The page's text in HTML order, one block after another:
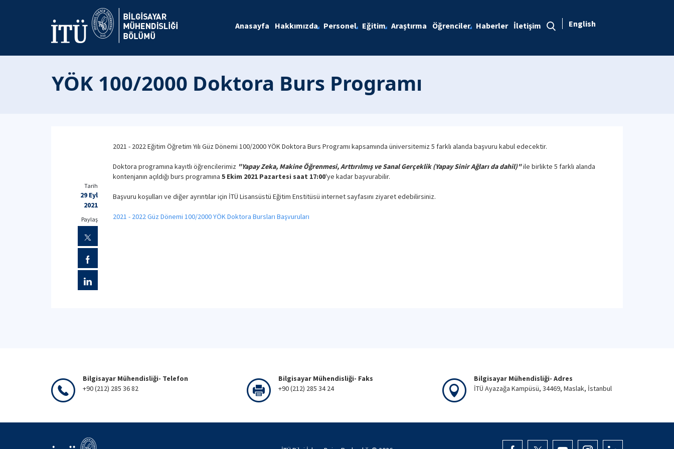
Anasayfa Hakkımızda Personel Eğitim Araştırma Öğrenciler Haberler İletişim English
YÖK 100/2000 Doktora Burs Programı
2021 - 2022 Eğitim Öğretim Yılı Güz Dönemi 100/2000 YÖK Doktora Burs Programı kapsamında üniversitemiz 5 farklı alanda başvuru kabul edecektir.
Doktora programına kayıtlı öğrencilerimiz "Yapay Zeka, Makine Öğrenmesi, Arttırılmış ve Sanal Gerçeklik (Yapay Sinir Ağları da dahil)"ile birlikte 5 farklı alanda
kontenjanın açıldığı burs programına 5 Ekim 2021 Pazartesi saat 17:00'ye kadar başvurabilir.
Başvuru koşulları ve diğer ayrıntılar için İTÜ Lisansüstü Eğitim Enstitüsü internet sayfasını ziyaret edebilirsiniz.
2021 - 2022 Güz Dönemi 100/2000 YÖK Doktora Bursları Başvuruları
Tarih
29 Eyl
2021
Paylaş
Bilgisayar Mühendisliği- Telefon
+90 (212) 285 36 82
Bilgisayar Mühendisliği- Faks
+90 (212) 285 34 24
Bilgisayar Mühendisliği- Adres
İTÜ Ayazağa Kampüsü, 34469, Maslak, İstanbul